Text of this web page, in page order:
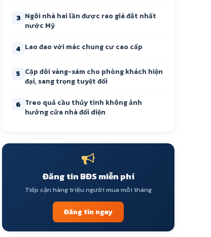
3 Ngôi nhà hai lần được rao giá đắt nhất
nước Mỹ
4 Lao đao với mác chung cư cao cấp
5 Cặp đôi vàng-xám cho phòng khách hiện
đại, sang trọng tuyệt đối
6 Treo quả cầu thủy tinh không ảnh
hưởng cửa nhà đối diện
Đăng tin BĐS miễn phí
Tiếp cận hàng triệu người mua mỗi tháng
Đăng tin ngay